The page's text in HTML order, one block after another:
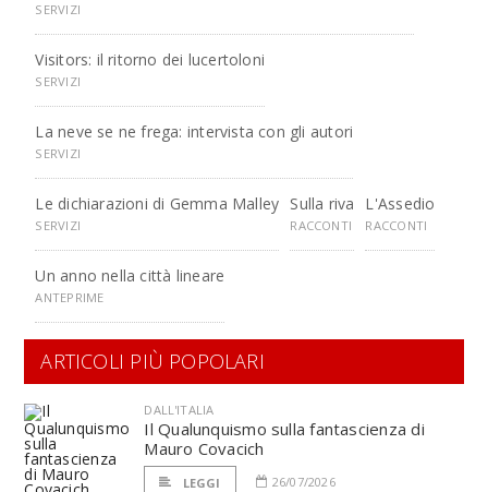
SERVIZI
Visitors: il ritorno dei lucertoloni
SERVIZI
La neve se ne frega: intervista con gli autori
SERVIZI
Le dichiarazioni di Gemma Malley
SERVIZI
Sulla riva
RACCONTI
L'Assedio
RACCONTI
Un anno nella città lineare
ANTEPRIME
ARTICOLI PIÙ POPOLARI
DALL'ITALIA
Il Qualunquismo sulla fantascienza di
Mauro Covacich
LEGGI 26/07/2026